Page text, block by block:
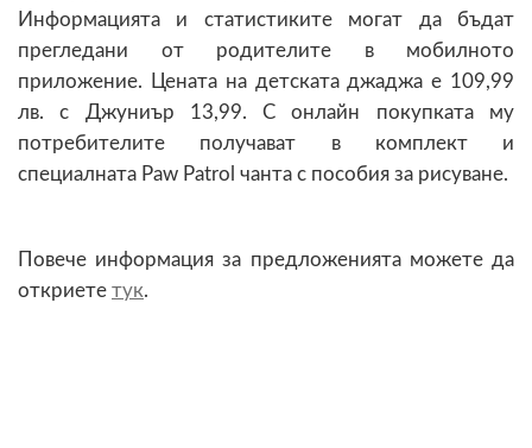
Информацията и статистиките могат да бъдат
прегледани от родителите в мобилното
приложение. Цената на детската джаджа е 109,99
лв. с Джуниър 13,99. С онлайн покупката му
потребителите получават в комплект и
специалната Paw Patrol чанта с пособия за рисуване.
Повече информация за предложенията можете да
откриете тук.